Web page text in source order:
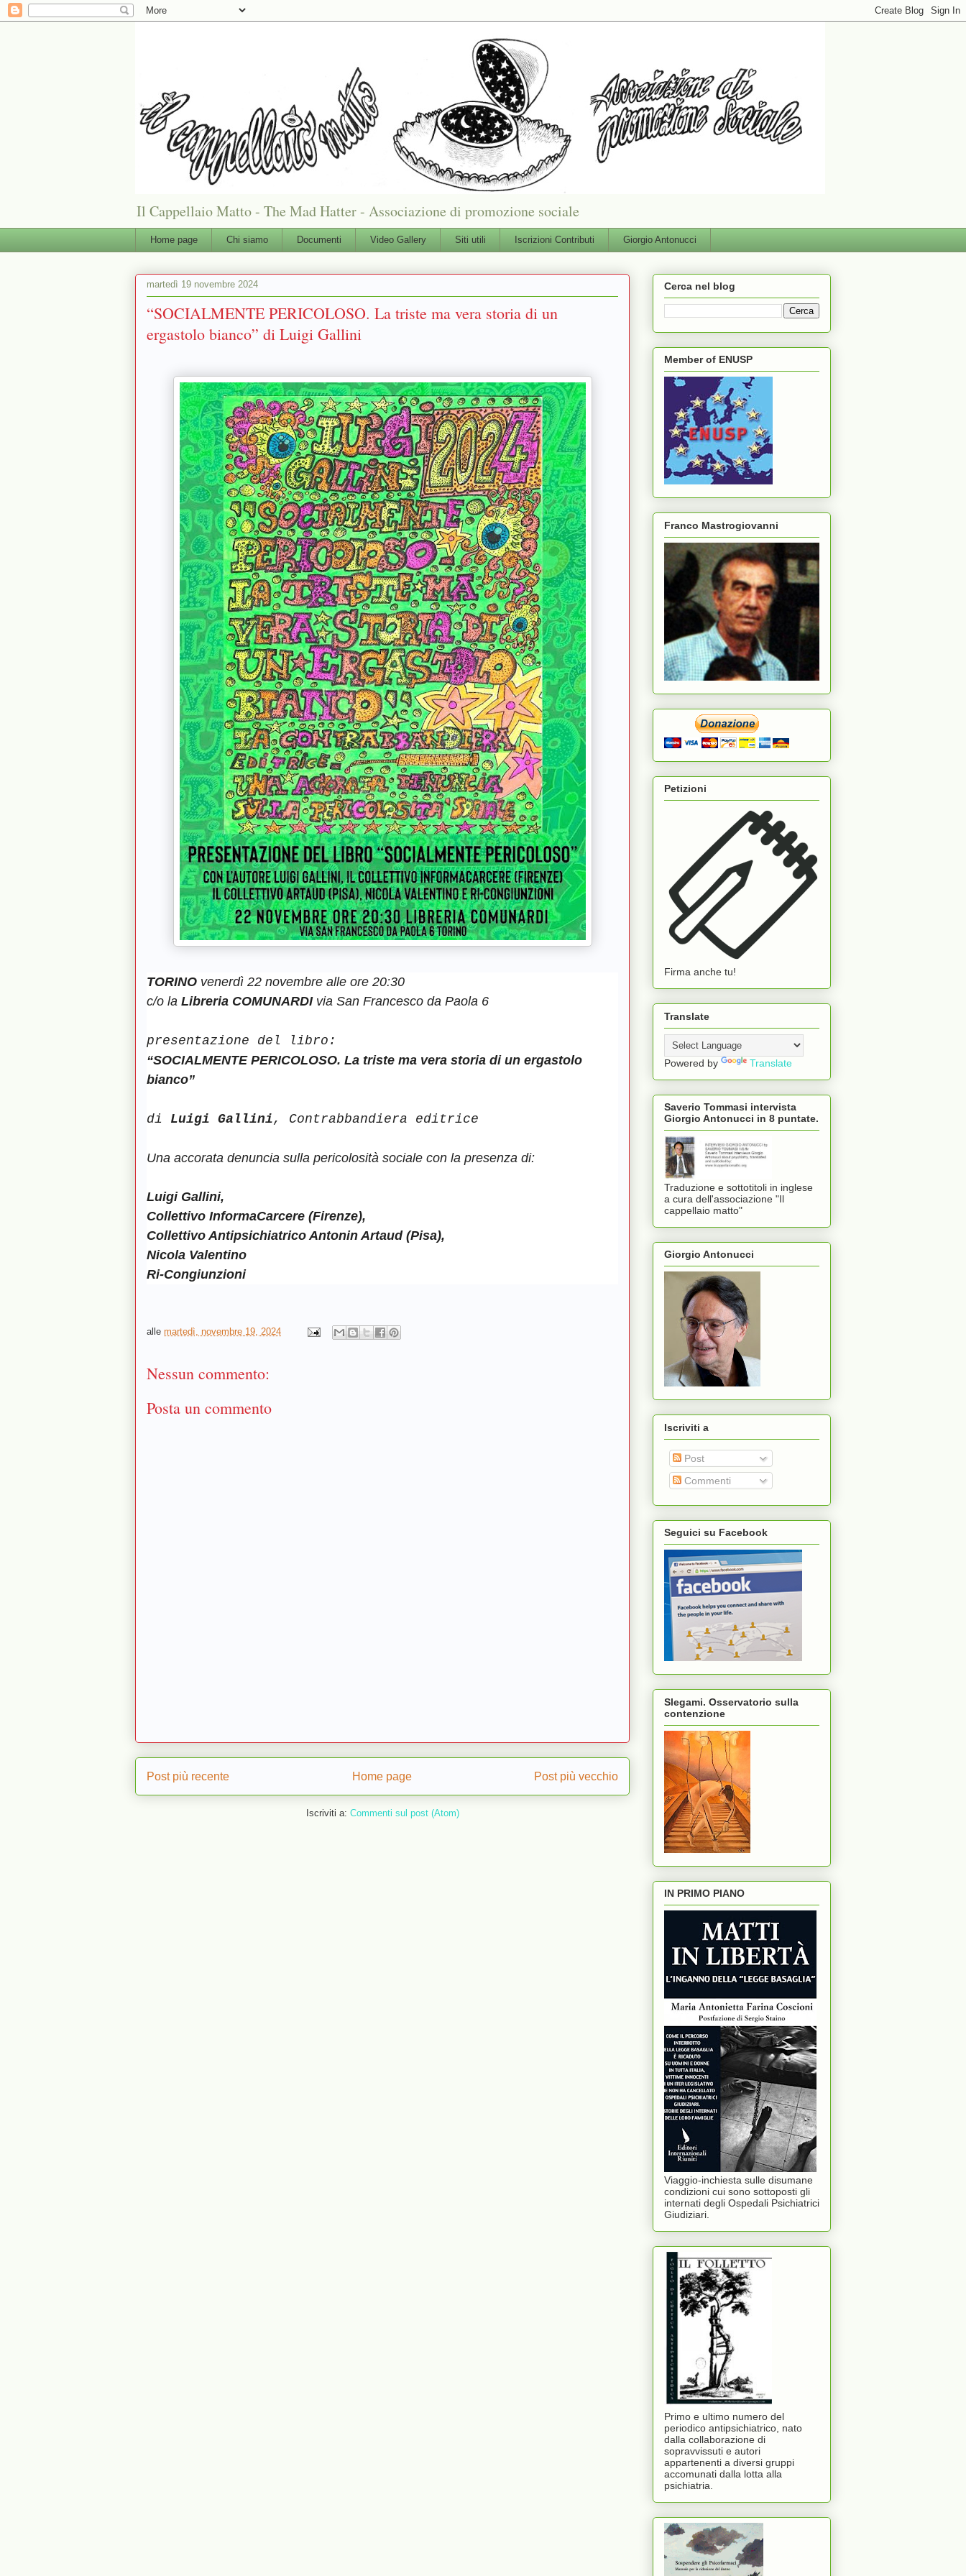
Il Cappellaio Matto - The Mad Hatter - Associazione di promozione sociale
Home page Chi siamo Documenti Video Gallery Siti utili Iscrizioni Contributi Giorgio Antonucci
martedì 19 novembre 2024
“SOCIALMENTE PERICOLOSO. La triste ma vera storia di un
ergastolo bianco” di Luigi Gallini
TORINO venerdì 22 novembre alle ore 20:30
c/o la Libreria COMUNARDIvia San Francesco da Paola 6
presentazione del libro:
“SOCIALMENTE PERICOLOSO. La triste ma vera storia di un ergastolo
bianco”
di Luigi Gallini, Contrabbandiera editrice
Una accorata denuncia sulla pericolosità sociale con la presenza di:
Luigi Gallini,
Collettivo InformaCarcere (Firenze),
Collettivo Antipsichiatrico Antonin Artaud (Pisa),
Nicola Valentino
Ri-Congiunzioni
alle martedì, novembre 19, 2024
Nessun commento:
Posta un commento
Post più recente Post più vecchio
Home page
Iscriviti a: Commenti sul post (Atom)
Cerca nel blog
Member of ENUSP
Franco Mastrogiovanni
Petizioni
Firma anche tu!
Translate
Powered by Translate
Saverio Tommasi intervista
Giorgio Antonucci in 8 puntate.
Traduzione e sottotitoli in inglese
a cura dell'associazione "Il
cappellaio matto"
Giorgio Antonucci
Iscriviti a
Post
Commenti
Seguici su Facebook
Slegami. Osservatorio sulla
contenzione
IN PRIMO PIANO
Viaggio-inchiesta sulle disumane
condizioni cui sono sottoposti gli
internati degli Ospedali Psichiatrici
Giudiziari.
Primo e ultimo numero del
periodico antipsichiatrico, nato
dalla collaborazione di
sopravvissuti e autori
appartenenti a diversi gruppi
accomunati dalla lotta alla
psichiatria.